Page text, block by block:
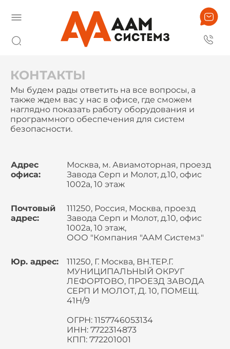
КОНТАКТЫ
Мы будем рады ответить на все вопросы, а
также ждем вас у нас в офисе, где сможем
наглядно показать работу оборудования и
программного обеспечения для систем
безопасности.
Адрес
офиса:
Москва, м. Авиамоторная, проезд
Завода Серп и Молот, д.10, офис
1002а, 10 этаж
Почтовый
адрес:
111250, Россия, Москва, проезд
Завода Серп и Молот, д.10, офис
1002а, 10 этаж,
ООО "Компания "ААМ Системз"
Юр. адрес:
111250, Г. Москва, ВН.ТЕР.Г.
МУНИЦИПАЛЬНЫЙ ОКРУГ
ЛЕФОРТОВО, ПРОЕЗД ЗАВОДА
СЕРП И МОЛОТ, Д. 10, ПОМЕЩ.
41Н/9
ОГРН: 1157746053134
ИНН: 7722314873
КПП: 772201001